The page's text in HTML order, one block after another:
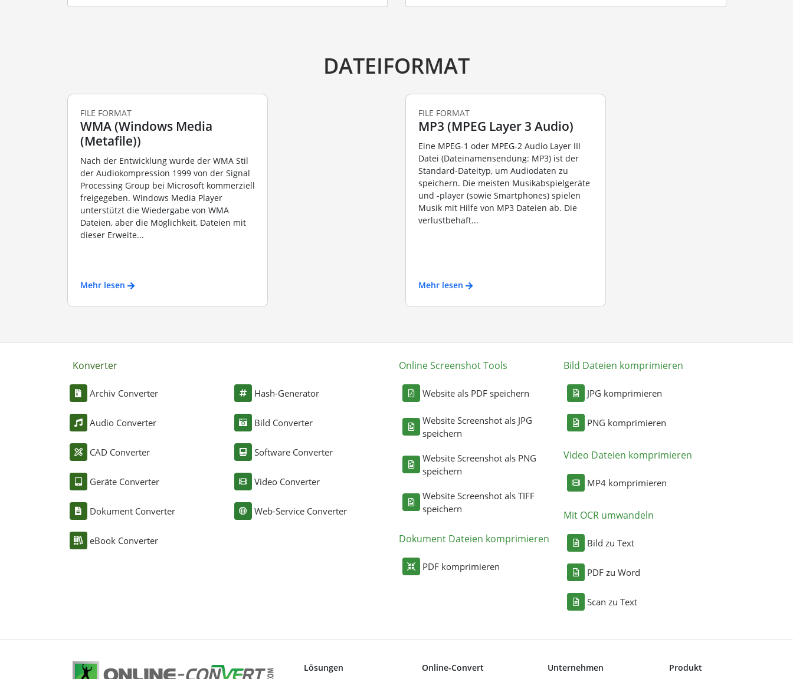
DATEIFORMAT
FILE FORMAT
WMA (Windows Media
(Metafile))
Nach der Entwicklung wurde der WMA Stil
der Audiokompression 1999 von der Signal
Processing Group bei Microsoft kommerziell
freigegeben. Windows Media Player
unterstützt die Wiedergabe von WMA
Dateien, aber die Möglichkeit, Dateien mit
dieser Erweite...
Mehr lesen
FILE FORMAT
MP3 (MPEG Layer 3 Audio)
Eine MPEG-1 oder MPEG-2 Audio Layer III
Datei (Dateinamensendung: MP3) ist der
Standard-Dateityp, um Audiodaten zu
speichern. Die meisten Musikabspielgeräte
und -player (sowie Smartphones) spielen
Musik mit Hilfe von MP3 Dateien ab. Die
verlustbehaft...
Mehr lesen
Konverter
Archiv Converter
Audio Converter
CAD Converter
Geräte Converter
Dokument Converter
eBook Converter
Hash-Generator
Bild Converter
Software Converter
Video Converter
Web-Service Converter
Online Screenshot Tools
Website als PDF speichern
Website Screenshot als JPG
speichern
Website Screenshot als PNG
speichern
Website Screenshot als TIFF
speichern
Dokument Dateien komprimieren
PDF komprimieren
Bild Dateien komprimieren
JPG komprimieren
PNG komprimieren
Video Dateien komprimieren
MP4 komprimieren
Mit OCR umwandeln
Bild zu Text
PDF zu Word
Scan zu Text
Lösungen Online-Convert Unternehmen Produkt